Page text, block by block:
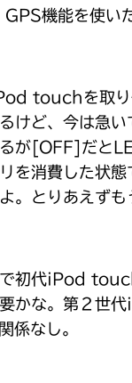
機能を使い
touchを取り
けど、今は急
が[OFF]だと
を消費した状
。とりあえずも
初代iPod touch
かな。第２世
なし。